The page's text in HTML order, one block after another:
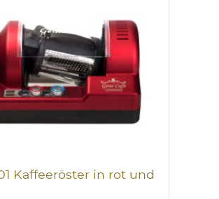
Kaffeeröster in rot und